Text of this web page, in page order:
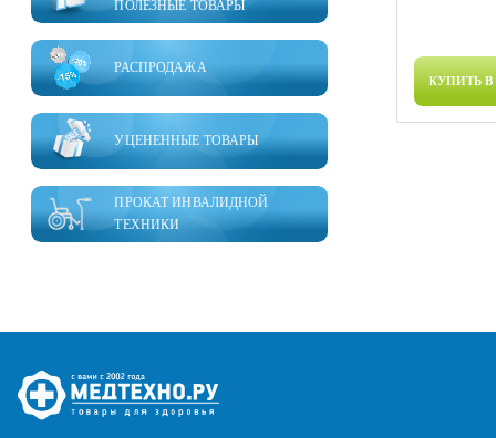
ПОЛЕЗНЫЕ ТОВАРЫ
РАСПРОДАЖА
ПРОКАТ ИНВАЛИДНОЙ
ТЕХНИКИ
УЦЕНЕННЫЕ ТОВАРЫ
КУПИТЬ В